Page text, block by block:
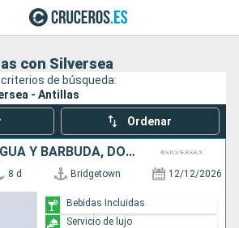
con Silversea
de búsqueda:
- Antillas
Ordenar
BARBADOS, ANTIGUA Y BARBUDA, DOMINICA, MARTINICA, SAN VINCENT Y LAS GRANADINAS, SANTA LUCIA, FRANCIA
8 d Bridgetown 12/12/2026
Bebidas Incluidas
Servicio de lujo